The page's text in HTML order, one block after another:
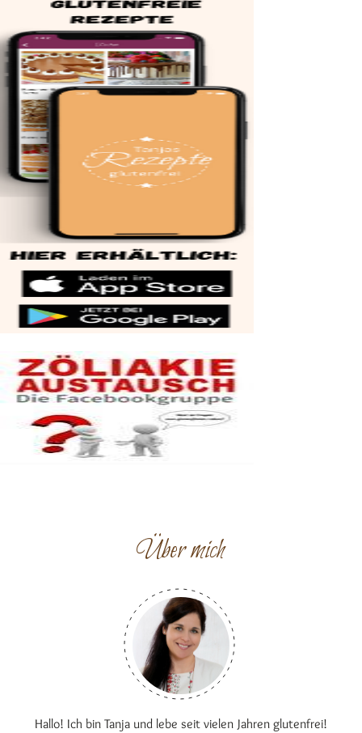
Über mich
Hallo! Ich bin Tanja und lebe seit vielen Jahren glutenfrei!